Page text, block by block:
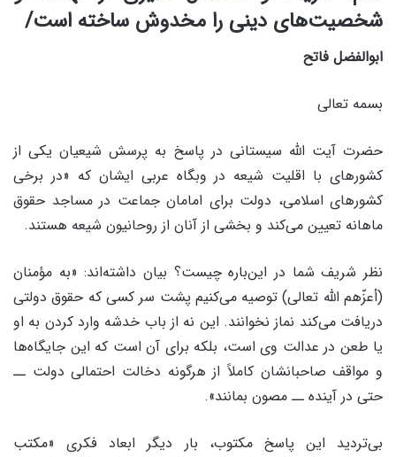
شخصیت‌های دینی را مخدوش ساخته است/
ابوالفضل فاتح
بسمه تعالی
حضرت آیت الله سیستانی در پاسخ به پرسش شیعیان یکی از
کشورهای با اقلیت شیعه در وبگاه عربی ایشان که «در برخی
کشورهای اسلامی، دولت برای امامان جماعت در مساجد حقوق
ماهانه تعیین می‌کند و بخشی از آنان از روحانیون شیعه هستند.
نظر شریف شما در این‌باره چیست؟ بیان داشته‌اند: «به مؤمنان
(أعزّهم الله تعالى) توصیه می‌کنیم پشت سر کسی که حقوق دولتی
دریافت می‌کند نماز نخوانند. این نه از باب خدشه وارد کردن به او
یا طعن در عدالت وی است، بلکه برای آن است که این جایگاه‌ها
و مواقف صاحبانشان کاملاً از هرگونه دخالت احتمالی دولت ــ
حتی در آینده ــ مصون بمانند».
بی‌تردید این پاسخ مکتوب، بار دیگر ابعاد فکری «مکتب